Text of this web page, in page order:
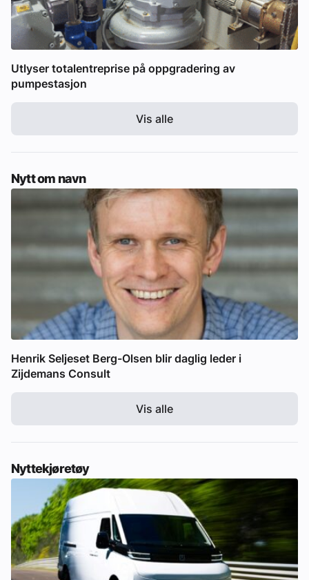
Utlyser totalentreprise på oppgradering av
pumpestasjon
Vis alle
Nytt om navn
Henrik Seljeset Berg-Olsen blir daglig leder i
Zijdemans Consult
Vis alle
Nyttekjøretøy